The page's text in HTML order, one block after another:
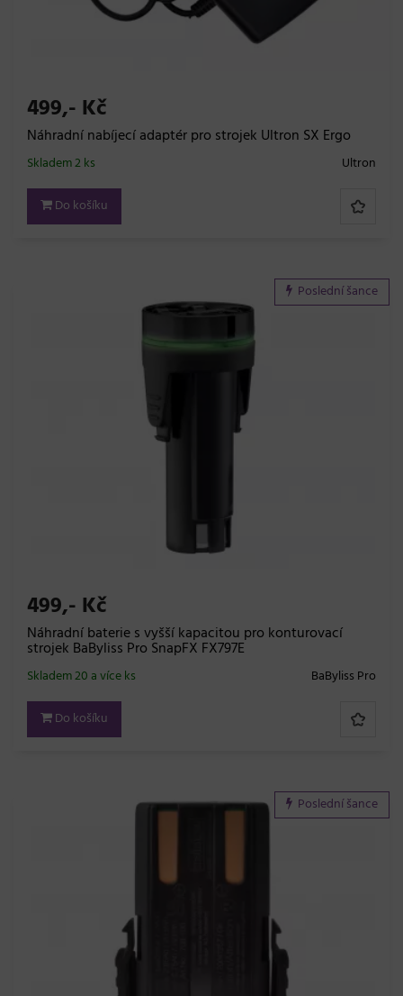
499,- Kč
Náhradní nabíjecí adaptér pro strojek Ultron SX Ergo
Ultron
Skladem 2 ks
Do košíku
Poslední šance
499,- Kč
Náhradní baterie s vyšší kapacitou pro konturovací
strojek BaByliss Pro SnapFX FX797E
BaByliss Pro
Skladem 20 a více ks
Do košíku
Poslední šance